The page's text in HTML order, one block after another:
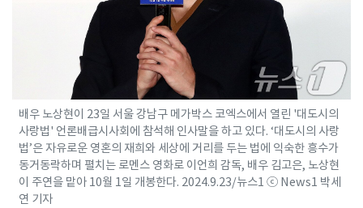
배우 노상현이 23일 서울 강남구 메가박스 코엑스에서 열린 '대도시의
사랑법' 언론배급시사회에 참석해 인사말을 하고 있다. ‘대도시의 사랑
법’은 자유로운 영혼의 재희와 세상에 거리를 두는 법에 익숙한 흥수가
동거동락하며 펼치는 로멘스 영화로 이언희 감독, 배우 김고은, 노상현
이 주연을 맡아 10월 1일 개봉한다. 2024.9.23/뉴스1 ⓒ News1 박세
연 기자